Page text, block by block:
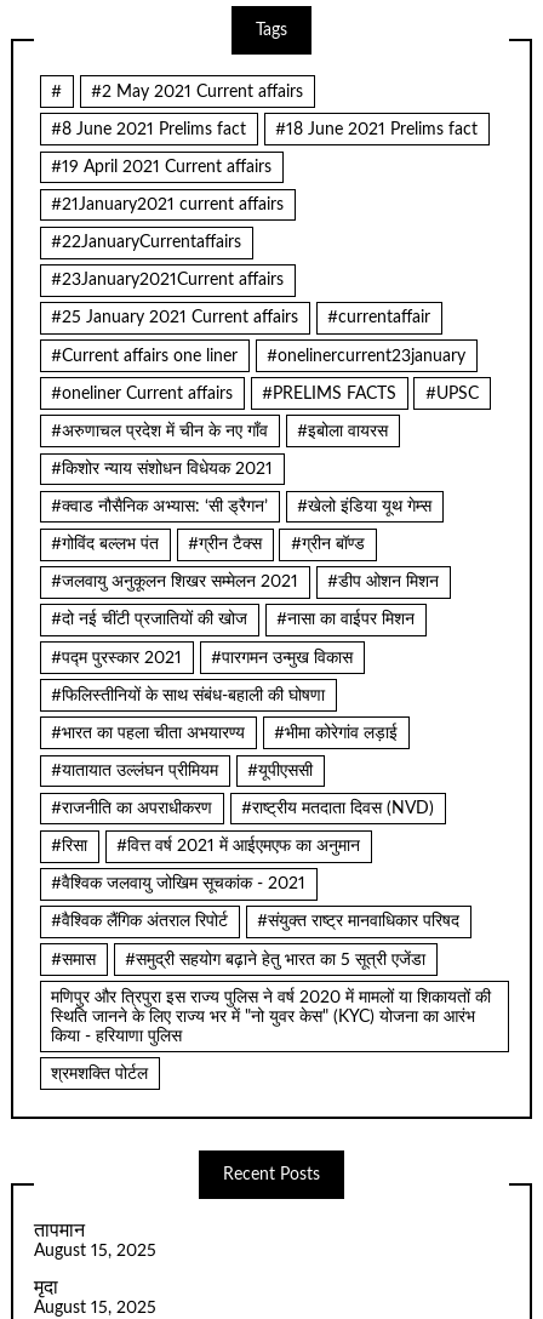
Tags
# #2 May 2021 Current affairs
#8 June 2021 Prelims fact #18 June 2021 Prelims fact
#19 April 2021 Current affairs
#21January2021 current affairs
#22JanuaryCurrentaffairs
#23January2021Current affairs
#25 January 2021 Current affairs #currentaffair
#Current affairs one liner #onelinercurrent23january
#oneliner Current affairs #PRELIMS FACTS #UPSC
#अरुणाचल प्रदेश में चीन के नए गाँव #इबोला वायरस
#किशोर न्याय संशोधन विधेयक 2021
#क्वाड नौसैनिक अभ्यास: ‘सी ड्रैगन’ #खेलो इंडिया यूथ गेम्स
#गोविंद बल्लभ पंत #ग्रीन टैक्स #ग्रीन बॉण्ड
#जलवायु अनुकूलन शिखर सम्मेलन 2021 #डीप ओशन मिशन
#दो नई चींटी प्रजातियों की खोज #नासा का वाईपर मिशन
#पद्म पुरस्कार 2021 #पारगमन उन्मुख विकास
#फिलिस्तीनियों के साथ संबंध-बहाली की घोषणा
#भारत का पहला चीता अभयारण्य #भीमा कोरेगांव लड़ाई
#यातायात उल्लंघन प्रीमियम #यूपीएससी
#राजनीति का अपराधीकरण #राष्ट्रीय मतदाता दिवस (NVD)
#रिसा #वित्त वर्ष 2021 में आईएमएफ का अनुमान
#वैश्विक जलवायु जोखिम सूचकांक - 2021
#वैश्विक लैंगिक अंतराल रिपोर्ट #संयुक्त राष्ट्र मानवाधिकार परिषद
#समास #समुद्री सहयोग बढ़ाने हेतु भारत का 5 सूत्री एजेंडा
मणिपुर और त्रिपुरा इस राज्य पुलिस ने वर्ष 2020 में मामलों या शिकायतों की
स्थिति जानने के लिए राज्य भर में "नो युवर केस" (KYC) योजना का आरंभ
किया - हरियाणा पुलिस
श्रमशक्ति पोर्टल
Recent Posts
तापमान
August 15, 2025
मृदा
August 15, 2025